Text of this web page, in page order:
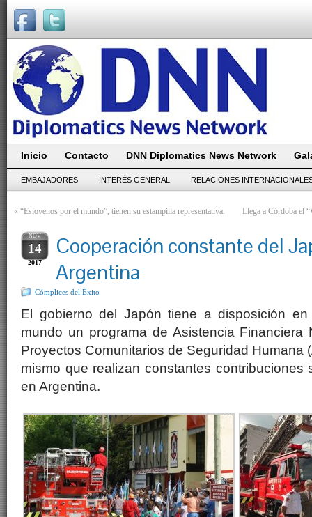
Inicio Contacto DNN Diplomatics News Network
EMBAJADORES INTERÉS GENERAL RELACIONES
« “Eslovenos por el mundo”, tienen su estampilla representativa. Llega a Córdoba el
NOV
14
2017
Cooperación constante del
Argentina
Cómplices del Ëxito
El gobierno del Japón tiene a disposición
mundo un programa de Asistencia Financiera
Proyectos Comunitarios de Seguridad Humana
mismo que realizan constantes contribuciones
en Argentina.